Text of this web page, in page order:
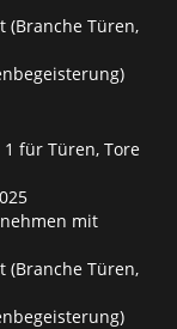
(Branche Türen,
1 für Türen, Tore
mit
(Branche Türen,